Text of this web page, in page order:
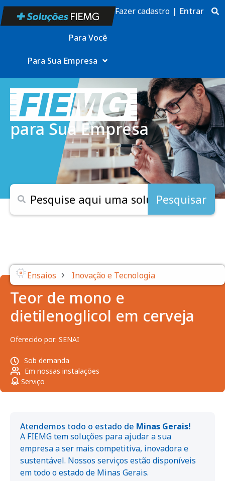
Para Você
Para Sua Empresa
Fazer cadastro | Entrar
para Sua Empresa
Pesquisar
Ensaios › Inovação e Tecnologia
Teor de mono e
dietilenoglicol em cerveja
Oferecido por: SENAI
Sob demanda
Em nossas instalações
Serviço
Atendemos todo o estado de Minas Gerais!
A FIEMG tem soluções para ajudar a sua
empresa a ser mais competitiva, inovadora e
sustentável. Nossos serviços estão disponíveis
em todo o estado de Minas Gerais.